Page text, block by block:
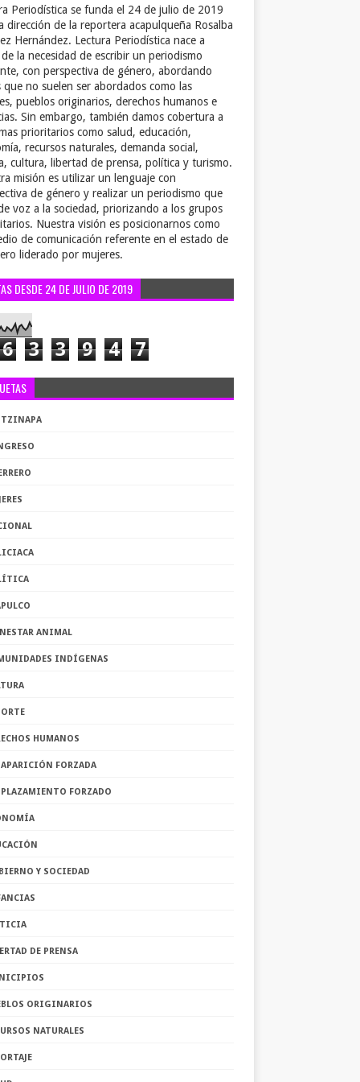
Periodística se funda el 24 de julio de 2019
dirección de la reportera acapulqueña Rosalba
Hernández. Lectura Periodística nace a
la necesidad de escribir un periodismo
con perspectiva de género, abordando
que no suelen ser abordados como las
pueblos originarios, derechos humanos e
Sin embargo, también damos cobertura a
prioritarios como salud, educación,
recursos naturales, demanda social,
cultura, libertad de prensa, política y turismo.
misión es utilizar un lenguaje con
de género y realizar un periodismo que
voz a la sociedad, priorizando a los grupos
Nuestra visión es posicionarnos como
de comunicación referente en el estado de
liderado por mujeres.
DESDE 24 DE JULIO DE 2019
6 3 3 9 4 7
ANIMAL
INDÍGENAS
HUMANOS
FORZADA
FORZADO
Y SOCIEDAD
DE PRENSA
ORIGINARIOS
NATURALES